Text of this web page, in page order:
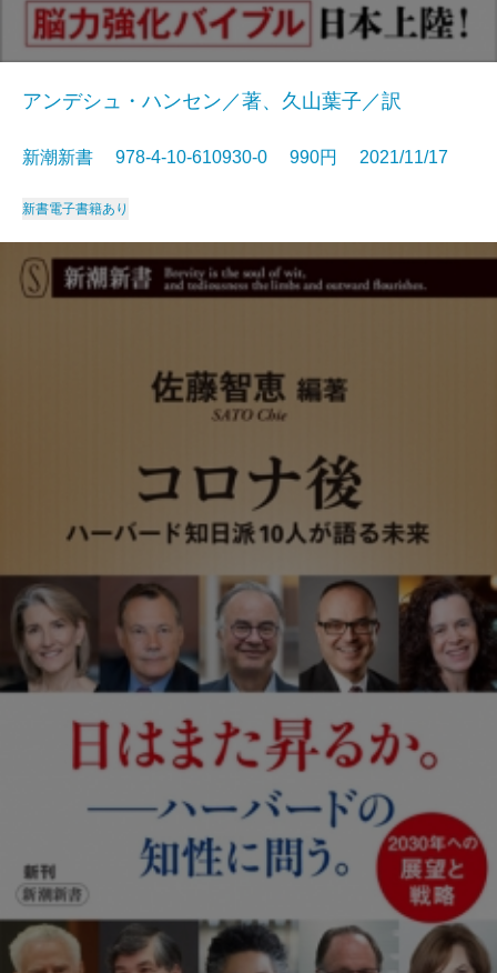
アンデシュ・ハンセン／著、久山葉子／訳
新潮新書 978-4-10-610930-0 990円 2021/11/17
新書電子書籍あり